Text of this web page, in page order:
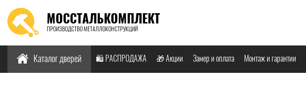
МОССТАЛЬКОМПЛЕКТ
ПРОИЗВОДСТВО МЕТАЛЛОКОНСТРУКЦИЙ
Каталог дверей 🛍️ РАСПРОДАЖА 🎁 Акции Замер и оплата Монтаж и гарантии